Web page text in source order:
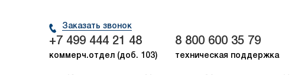
Заказать звонок
+7 499 444 21 48
коммерч.отдел (доб. 103)
8 800 600 35 79
техническая поддержка